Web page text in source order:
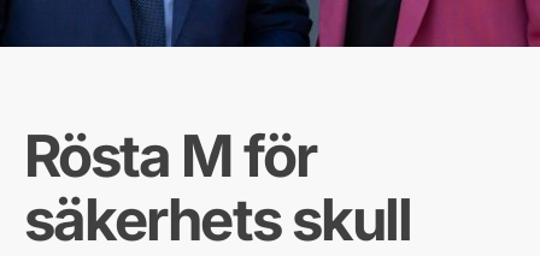
Rösta M för
säkerhets skull